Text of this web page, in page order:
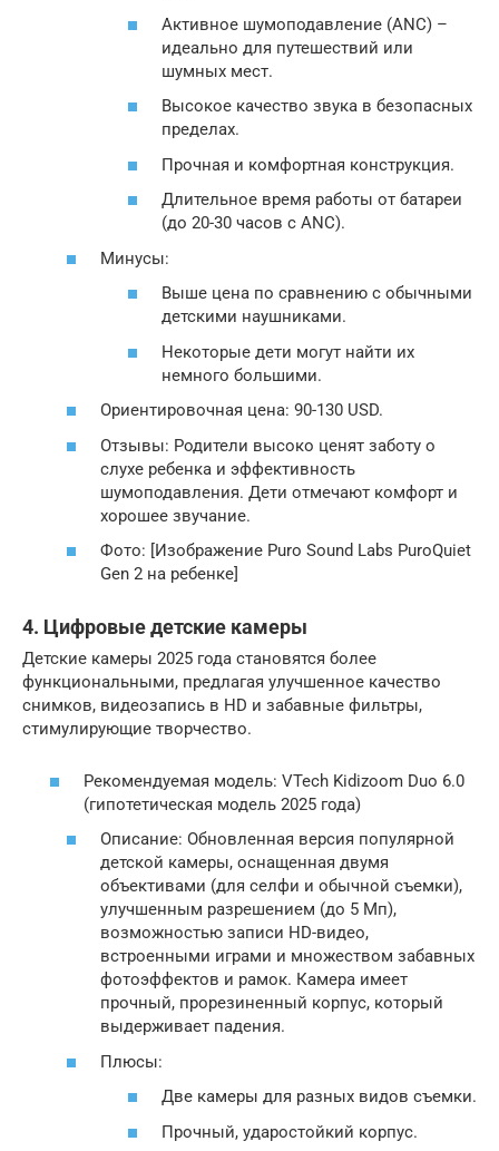
Активное шумоподавление (ANC) –
идеально для путешествий или
шумных мест.
Высокое качество звука в безопасных
пределах.
Прочная и комфортная конструкция.
Длительное время работы от батареи
(до 20-30 часов с ANC).
Минусы:
Выше цена по сравнению с обычными
детскими наушниками.
Некоторые дети могут найти их
немного большими.
Ориентировочная цена: 90-130 USD.
Отзывы: Родители высоко ценят заботу о
слухе ребенка и эффективность
шумоподавления. Дети отмечают комфорт и
хорошее звучание.
Фото: [Изображение Puro Sound Labs PuroQuiet
Gen 2 на ребенке]
4. Цифровые детские камеры
Детские камеры 2025 года становятся более
функциональными, предлагая улучшенное качество
снимков, видеозапись в HD и забавные фильтры,
стимулирующие творчество.
Рекомендуемая модель: VTech Kidizoom Duo 6.0
(гипотетическая модель 2025 года)
Описание: Обновленная версия популярной
детской камеры, оснащенная двумя
объективами (для селфи и обычной съемки),
улучшенным разрешением (до 5 Мп),
возможностью записи HD-видео,
встроенными играми и множеством забавных
фотоэффектов и рамок. Камера имеет
прочный, прорезиненный корпус, который
выдерживает падения.
Плюсы:
Две камеры для разных видов съемки.
Прочный, ударостойкий корпус.